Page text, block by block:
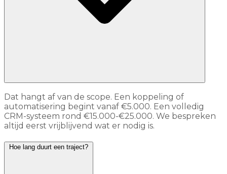
Dat hangt af van de scope. Een koppeling of
automatisering begint vanaf €5.000. Een volledig
CRM-systeem rond €15.000-€25.000. We bespreken
altijd eerst vrijblijvend wat er nodig is.
Hoe lang duurt een traject?